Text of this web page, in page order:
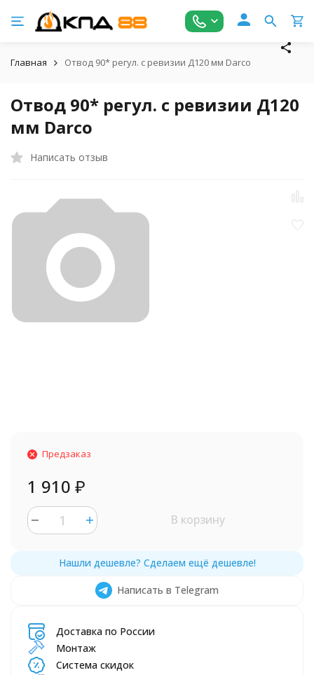
Главная Отвод 90* регул. c ревизии Д120 мм Darco
Отвод 90* регул. c ревизии Д120
мм Darco
Написать отзыв
Предзаказ
1 910 ₽
В корзину
Написать в Telegram
Доставка по России
Монтаж
Система скидок